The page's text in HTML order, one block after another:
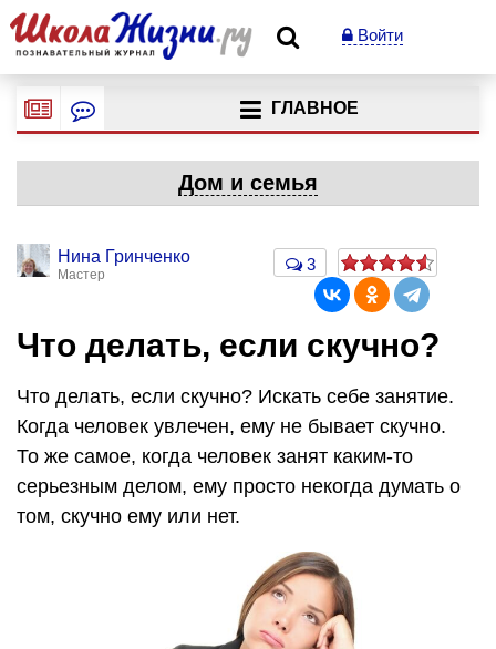
Войти
ГЛАВНОЕ
Дом и семья
Нина Гринченко
Мастер
3
Что делать, если скучно?
Что делать, если скучно? Искать себе занятие.
Когда человек увлечен, ему не бывает скучно.
То же самое, когда человек занят каким-то
серьезным делом, ему просто некогда думать о
том, скучно ему или нет.